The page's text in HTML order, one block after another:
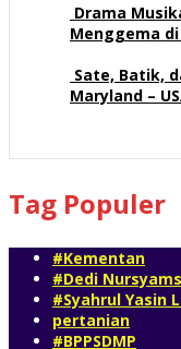
Drama
Menggema
Sate, Batik,
Maryland –
Tag Populer
#Kementan
#Dedi
#Syahrul Yasin
pertanian
#BPPSDMP